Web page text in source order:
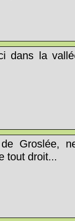
dans la
Groslée,
tout droit...